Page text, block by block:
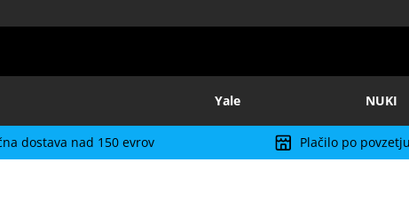
Yale NUKI
dostava nad 150 evrov Plačilo po povzetju